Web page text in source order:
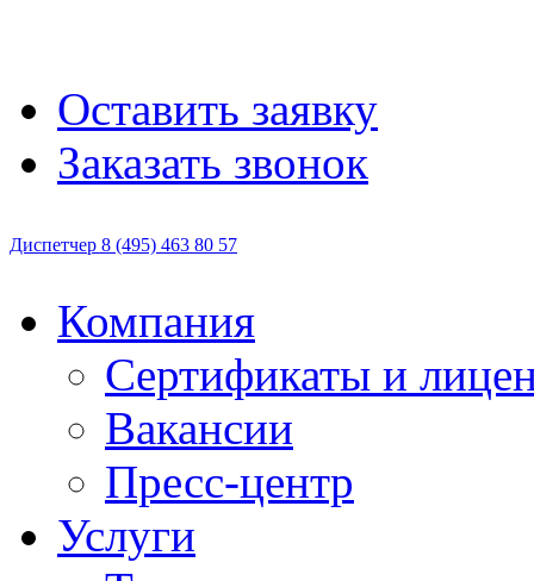
Оставить заявку
Заказать звонок
Диспетчер 8 (495) 463 80 57
Компания
Сертификаты и
Вакансии
Пресс-центр
Услуги